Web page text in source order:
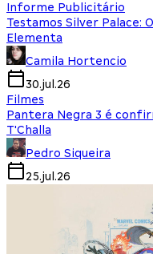
Informe Publicitário
Testamos Silver Palace:
Elementa
Camila Hortencio
30.jul.26
Filmes
Pantera Negra 3 é
T'Challa
Pedro Siqueira
25.jul.26